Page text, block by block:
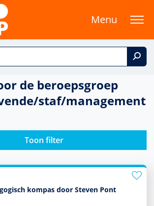
Menu
de beroepsgroep
staf/management
Toon filter
kompas door Steven Pont